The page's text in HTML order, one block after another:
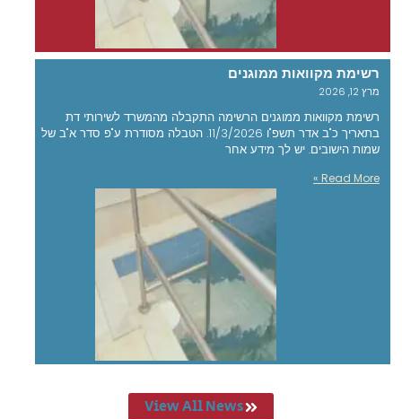
רשימת מקוואות ממוגנים
מרץ 12, 2026
רשימת מקוואות ממוגנים הרשימה התקבלה מהמשרד לשירותי דת
בתאריך כ"ב אדר תשפ"ו 11/3/2026. הטבלה מסודרת ע"פ סדר א"ב של
שמות הישובים. יש לך מידע אחר
Read More »
View All News